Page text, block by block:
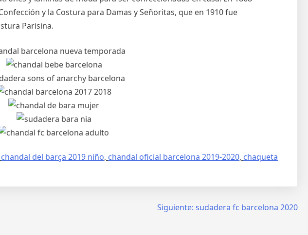
y la Costura para Damas y Señoritas, que en 1910 fue
Parisina.
chandal del barça 2019 niño, chandal oficial barcelona 2019-2020, chaqueta
Siguiente: sudadera fc barcelona 2020